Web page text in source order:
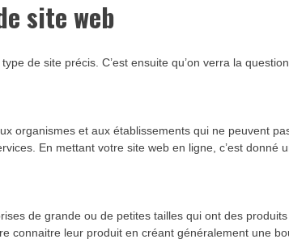
site web
de site précis. C’est ensuite qu’on verra la
organismes et aux établissements qui ne peuvent
En mettant votre site web en ligne, c’est donné
de grande ou de petites tailles qui ont des
connaitre leur produit en créant généralement une